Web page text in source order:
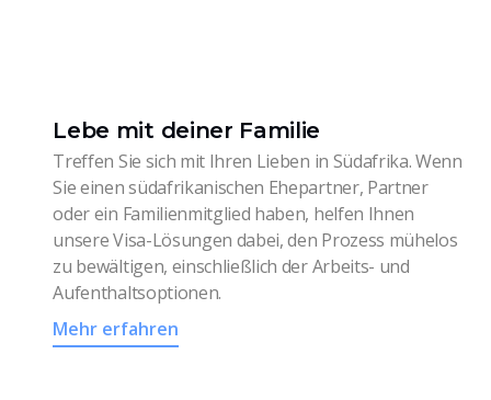
Lebe mit deiner Familie
Treffen Sie sich mit Ihren Lieben in Südafrika. Wenn
Sie einen südafrikanischen Ehepartner, Partner
oder ein Familienmitglied haben, helfen Ihnen
unsere Visa-Lösungen dabei, den Prozess mühelos
zu bewältigen, einschließlich der Arbeits- und
Aufenthaltsoptionen.
Mehr erfahren